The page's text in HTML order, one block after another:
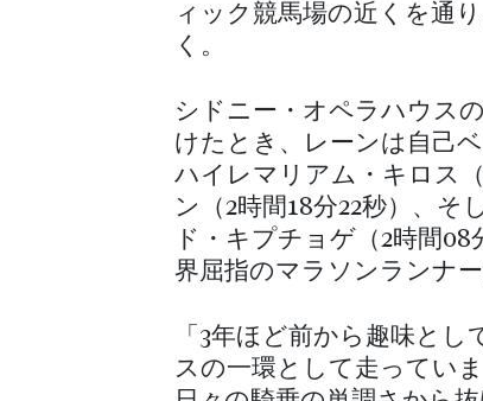
ィック競馬場の近くを通
く。
シドニー・オペラハウス
けたとき、レーンは自己
ハイレマリアム・キロス
ン（2時間18分22秒）、
ド・キプチョゲ（2時間
界屈指のマラソンランナ
「3年ほど前から趣味と
スの一環として走ってい